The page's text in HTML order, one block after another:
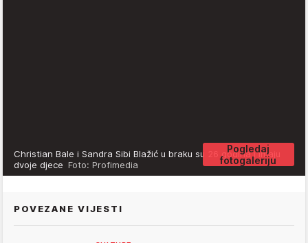
Pogledaj
fotogaleriju
Christian Bale i Sandra Sibi Blažić u braku su 26 godina i imaju
dvoje djece Foto: Profimedia
POVEZANE VIJESTI